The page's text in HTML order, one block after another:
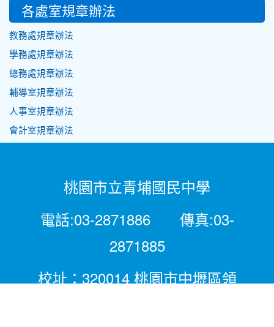
各處室規章辦法
教務處規章辦法
學務處規章辦法
總務處規章辦法
輔導室規章辦法
人事室規章辦法
會計室規章辦法
桃園市立青埔國民中學
電話:03-2871886 傳真:03-
2871885
校址：320014 桃園市中壢區領